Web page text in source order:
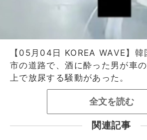
【05月04日 KOREA WAVE】韓
市の道路で、酒に酔った男が車
上で放尿する騒動があった。
全文を読む
関連記事